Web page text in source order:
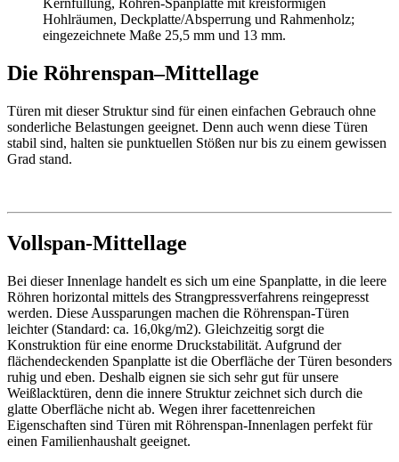
Die Röhrenspan–Mittellage
Türen mit dieser Struktur sind für einen einfachen Gebrauch ohne
sonderliche Belastungen geeignet. Denn auch wenn diese Türen
stabil sind, halten sie punktuellen Stößen nur bis zu einem gewissen
Grad stand.
Vollspan-Mittellage
Bei dieser Innenlage handelt es sich um eine Spanplatte, in die leere
Röhren horizontal mittels des Strangpressverfahrens reingepresst
werden. Diese Aussparungen machen die Röhrenspan-Türen
leichter (Standard: ca. 16,0kg/m2). Gleichzeitig sorgt die
Konstruktion für eine enorme Druckstabilität. Aufgrund der
flächendeckenden Spanplatte ist die Oberfläche der Türen besonders
ruhig und eben. Deshalb eignen sie sich sehr gut für unsere
Weißlacktüren, denn die innere Struktur zeichnet sich durch die
glatte Oberfläche nicht ab. Wegen ihrer facettenreichen
Eigenschaften sind Türen mit Röhrenspan-Innenlagen perfekt für
einen Familienhaushalt geeignet.